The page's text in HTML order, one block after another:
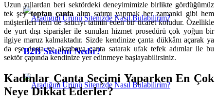
B2B Sistemi Nedir?
Uzun yıllardan beri sektördeki deneyimimizle birlikte gördüğümüz
tek şeytoptan çantaalım satımı yapmak her zamanki gibi hem
müşterileri hem de satıcıyı tatmin eden bir ticaret koludur. Özellikle
de yurt dışı siparişler ile sunulan hizmet prosedürü çok yoğun bir
ilgiye maruz kalmaktadır. Sizde kendinize çanta dükkânı açarak ya
da eşe dosta ve akrabaya çanta satarak ufak tefek adımlar ile bu
sektör çapında kendinize yer edinmeye başlayabilirsiniz.
Kadınlar Çanta Seçimi Yaparken En Çok
Neye Dikkat Ederler?